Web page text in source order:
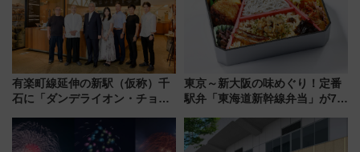
有楽町線延伸の新駅（仮称）千
石に「ダンデライオン・チョコ
1億円出資で挑む新時代のまちづ
くりとは？
東京～新大阪の味めぐり！定番
駅弁「東海道新幹線弁当」が7月